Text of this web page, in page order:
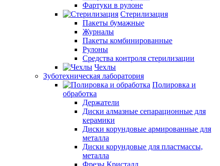
Фартуки в рулоне
Стерилизация
Пакеты бумажные
Журналы
Пакеты комбинированные
Рулоны
Средства контроля стерилизации
Чехлы
Зуботехническая лаборатория
Полировка и
обработка
Держатели
Диски алмазные сепарационные для
керамики
Диски корундовые армированные для
металла
Диски корундовые для пластмассы,
металла
Фрезы Кристалл